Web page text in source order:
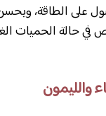
على الطاقة،
في حالة الحميات
والليمون